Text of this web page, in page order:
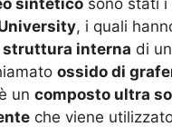
, i quali
struttura interna di
ossido di
un composto ultra
che viene